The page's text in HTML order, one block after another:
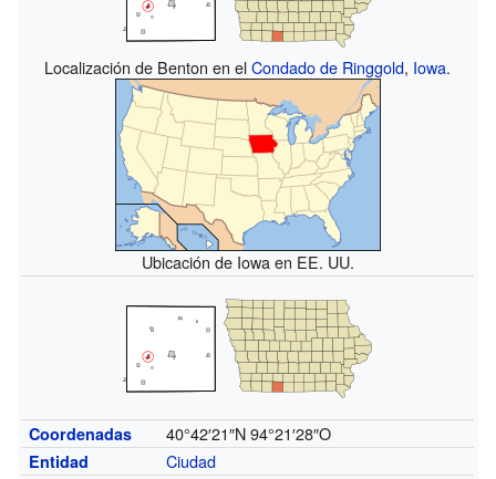
Localización de Benton en elCondado de Ringgold, Iowa.
Ubicación de Iowa en EE. UU.
Coordenadas 40°42′21″N 94°21′28″O
Entidad
Ciudad